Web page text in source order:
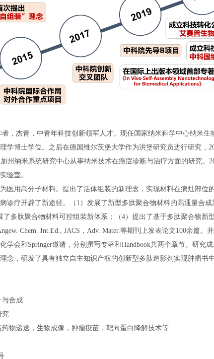
杰青，中青年科技创新领军人才。现任国家纳米科学中心纳米生
博士学位。之后在德国维尔茨堡大学作为洪堡研究员进行研究，
州纳米系统研究中心从事纳米技术在癌症诊断与治疗方面的研究。
验室。
用高分子材料。提出了活体组装的新理念，实现材料在病灶部位
诊疗开辟了新途径。（1）发展了新型多肽聚合物材料的高通量合
多肽聚合物材料可控组装新体系；（4）提出了基于多肽聚合物新
Chem. Int.Ed., JACS，Adv. Mater.等期刊上发表论文100余篇。
学会和Springer邀请，分别撰写专著和Handbook共两个章节。研究
念，研发了具有独立自主知识产权的创新型多肽造影剂实现肿瘤书
合成
递送，生物成像，肿瘤疫苗，靶向蛋白降解技术等